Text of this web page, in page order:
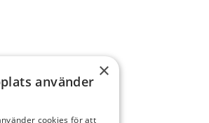
×
använder
cookies för att